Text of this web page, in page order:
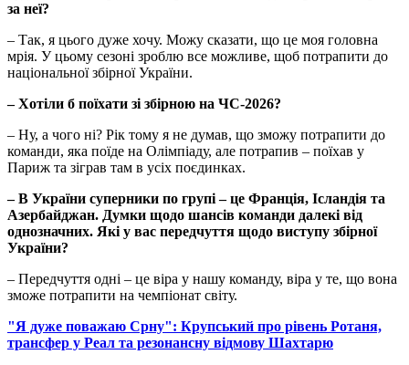
за неї?
– Так, я цього дуже хочу. Можу сказати, що це моя головна
мрія. У цьому сезоні зроблю все можливе, щоб потрапити до
національної збірної України.
–​​​​​​​ Хотіли б поїхати зі збірною на ЧС-2026?
– Ну, а чого ні? Рік тому я не думав, що зможу потрапити до
команди, яка поїде на Олімпіаду, але потрапив – поїхав у
Париж та зіграв там в усіх поєдинках.
– В України суперники по групі –​​​​​​​ це Франція, Ісландія та
Азербайджан. Думки щодо шансів команди далекі від
однозначних. Які у вас передчуття щодо виступу збірної
України?
– Передчуття одні – це віра у нашу команду, віра у те, що вона
зможе потрапити на чемпіонат світу.
"Я дуже поважаю Срну": Крупський про рівень Ротаня,
трансфер у Реал та резонансну відмову Шахтарю